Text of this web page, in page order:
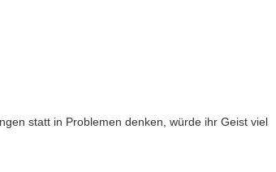
statt in Problemen denken, würde ihr Geist viel